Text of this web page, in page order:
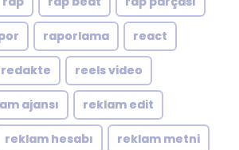
raporlama react
redakte reels video
ajansı reklam edit
reklam hesabı reklam metni